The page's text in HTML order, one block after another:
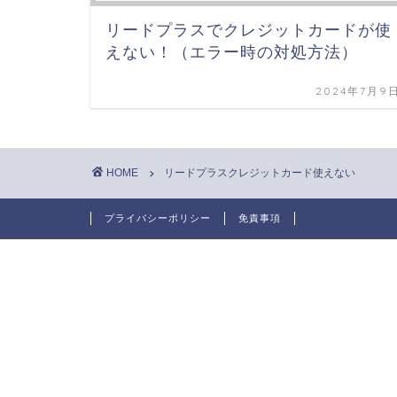
リードプラスでクレジットカードが使
えない！（エラー時の対処方法）
2024年7月9
HOME リードプラスクレジットカード使えない
プライバシーポリシー 免責事項